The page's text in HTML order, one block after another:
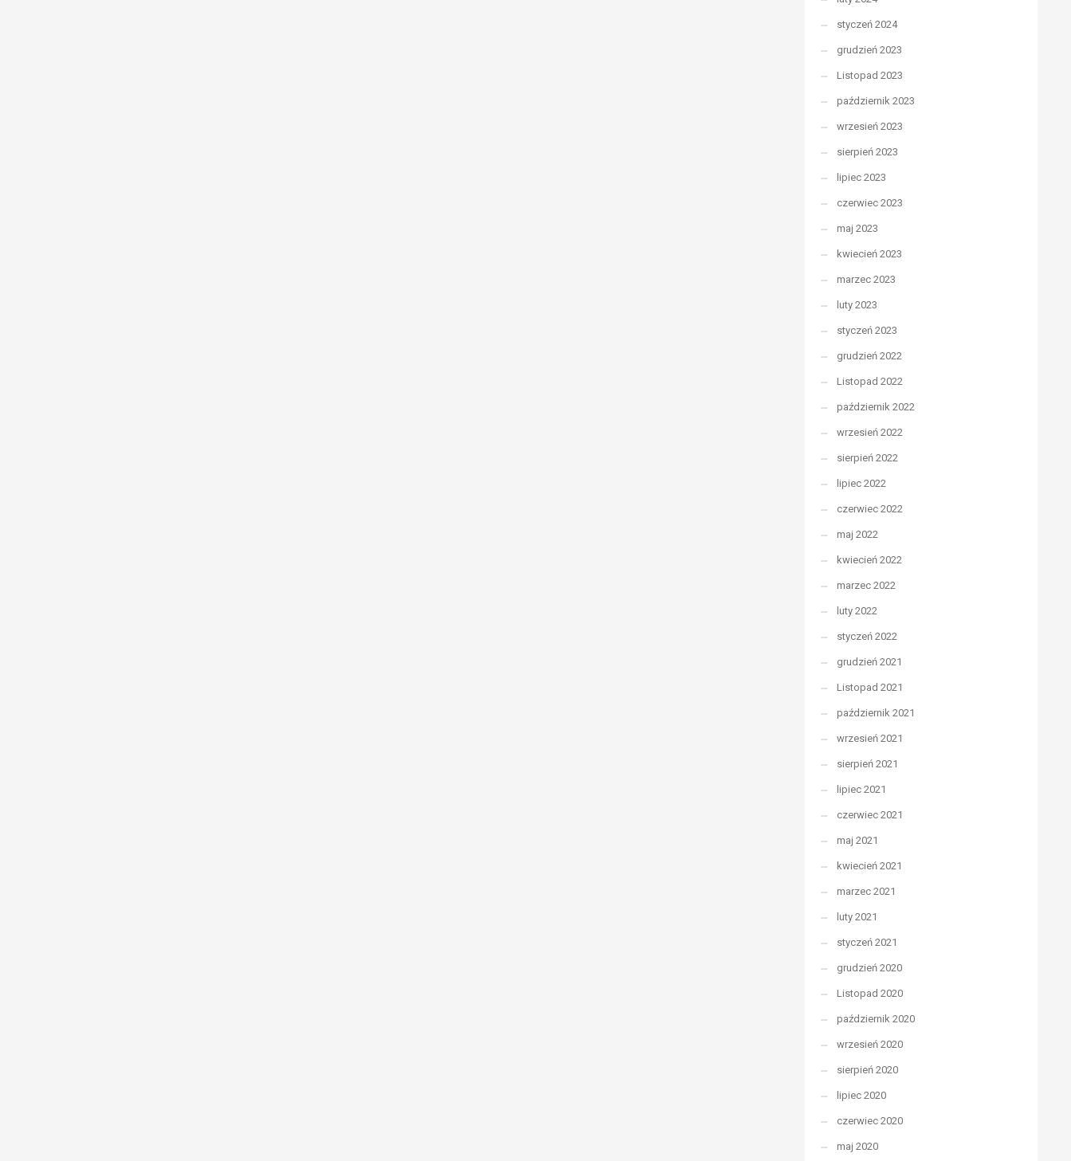
styczeń 2024
grudzień 2023
Listopad 2023
październik 2023
wrzesień 2023
sierpień 2023
lipiec 2023
czerwiec 2023
maj 2023
kwiecień 2023
marzec 2023
luty 2023
styczeń 2023
grudzień 2022
Listopad 2022
październik 2022
wrzesień 2022
sierpień 2022
lipiec 2022
czerwiec 2022
maj 2022
kwiecień 2022
marzec 2022
luty 2022
styczeń 2022
grudzień 2021
Listopad 2021
październik 2021
wrzesień 2021
sierpień 2021
lipiec 2021
czerwiec 2021
maj 2021
kwiecień 2021
marzec 2021
luty 2021
styczeń 2021
grudzień 2020
Listopad 2020
październik 2020
wrzesień 2020
sierpień 2020
lipiec 2020
czerwiec 2020
maj 2020